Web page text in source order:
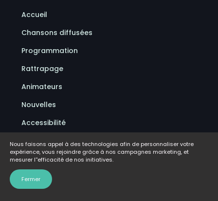
Accueil
Chansons diffusées
Programmation
Rattrapage
Animateurs
Nouvelles
Accessibilité
Politique de confidentialité
Conditions d'utilisation
FAQ
Nous faisons appel à des technologies afin de personnaliser votre
expérience, vous rejoindre grâce à nos campagnes marketing, et
mesurer l''efficacité de nos initiatives.
Fermer